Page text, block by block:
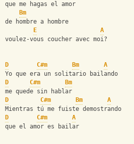
que me hagas el amor
Bm
de hombre a hombre
E
A
voulez-vous coucher avec moi?
D C#m Bm
A
Yo que era un solitario bailando
D
C#m
Bm
me quede sin hablar
D
C#m Bm
A
Mientras tú me fuiste demostrando
D
C#m
A
que el amor es bailar